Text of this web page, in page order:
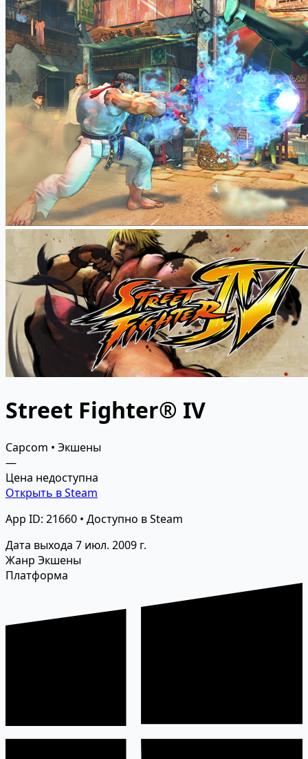
Street Fighter® IV
Capcom • Экшены
—
Цена недоступна
Открыть в Steam
App ID: 21660 • Доступно в Steam
Дата выхода 7 июл. 2009 г.
Жанр Экшены
Платформа